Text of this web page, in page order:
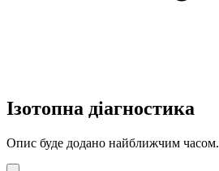
Ізотопна діагностика
Опис буде додано найближчим часом.